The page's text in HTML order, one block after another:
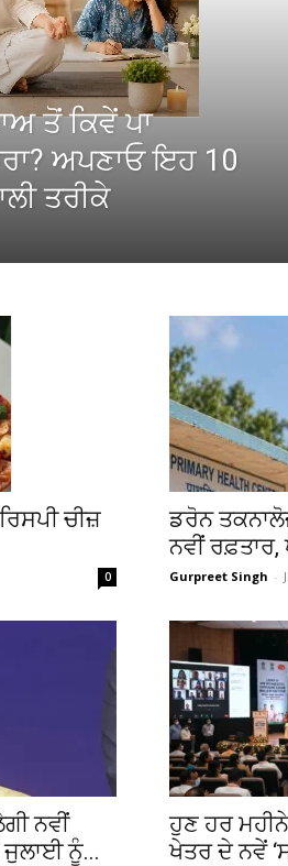
ਤੋਂ ਕਿਵੇਂ ਪਾ
ਅਪਣਾਓ ਇਹ 10
ਤਰੀਕੇ
ਚੀਜ਼
0
ਡਰੋਨ
ਨਵੀਂ ਰਫ਼ਤਾਰ,
Gurpreet Singh -
ਨਵੀਂ
ਜੁਲਾਈ ਨੂੰ...
ਹੁਣ ਹਰ
ਖੇਤਰ ਦੇ ਨਵੇਂ